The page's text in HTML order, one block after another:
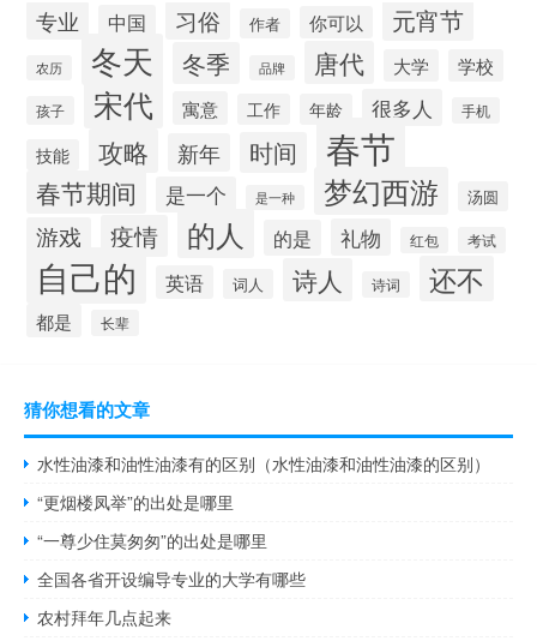
专业 中国 习俗 作者 你可以 元宵节
农历 冬天 冬季 品牌 唐代 大学 学校
孩子 宋代 寓意 工作 年龄 很多人 手机
技能 攻略 新年 时间 春节
春节期间 是一个 是一种 梦幻西游 汤圆
游戏 疫情 的人 的是 礼物 红包 考试
自己的 英语 词人 诗人 诗词 还不
都是 长辈
猜你想看的文章
水性油漆和油性油漆有的区别（水性油漆和油性油漆的区别）
“更烟楼凤举”的出处是哪里
“一尊少住莫匆匆”的出处是哪里
全国各省开设编导专业的大学有哪些
农村拜年几点起来